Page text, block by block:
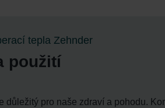
tepla Zehnder
použití
důležitý pro naše zdraví a pohodu.